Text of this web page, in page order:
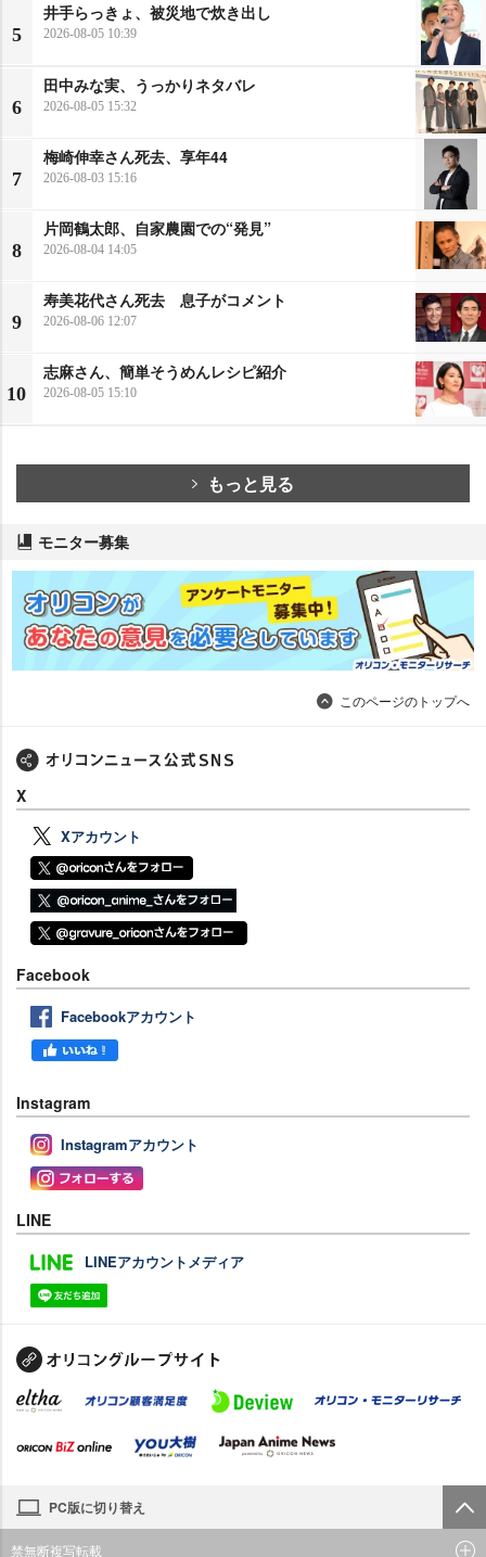
5
井手らっきょ、被災地で炊き出し
2026-08-05 10:39
6
田中みな実、うっかりネタバレ
2026-08-05 15:32
7
梅崎伸幸さん死去、享年44
2026-08-03 15:16
8
片岡鶴太郎、自家農園での“発見”
2026-08-04 14:05
9
寿美花代さん死去 息子がコメント
2026-08-06 12:07
10
志麻さん、簡単そうめんレシピ紹介
2026-08-05 15:10
もっと見る
モニター募集
このページのトップへ
X
Xアカウント
Facebook
Facebookアカウント
Instagram
Instagramアカウント
LINE
LINEアカウントメディア
PC版に切り替え
禁無断複写転載